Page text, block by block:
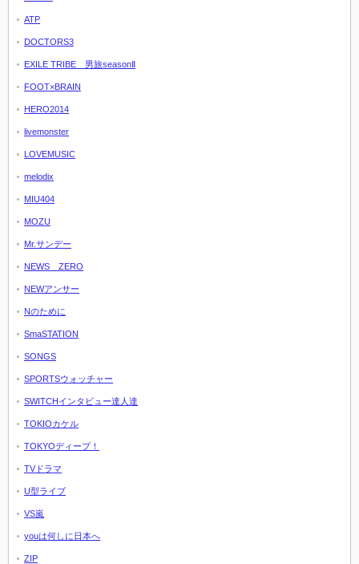
ATP
DOCTORS3
EXILE TRIBE 男旅seasonⅡ
FOOT×BRAIN
HERO2014
livemonster
LOVEMUSIC
melodix
MIU404
MOZU
Mr.サンデー
NEWS ZERO
NEWアンサー
Nのために
SmaSTATION
SONGS
SPORTSウォッチャー
SWITCHインタビュー達人達
TOKIOカケル
TOKYOディープ！
TVドラマ
U型ライブ
VS嵐
youは何しに日本へ
ZIP